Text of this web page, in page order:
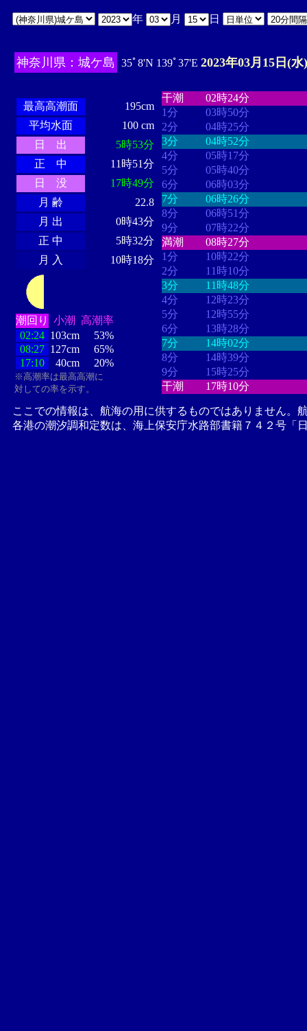
年 月 日
神奈川県：城ケ島 35ﾟ8'N 139ﾟ37'E 2023年03月15日(水)
最高高潮面
195cm
平均水面
100 cm
日 出
5時53分
正 中
11時51分
日 没
17時49分
月 齢
22.8
月 出
0時43分
正 中
5時32分
月 入
10時18分
潮回り 小潮 高潮率
02:24 103cm
53%
08:27 127cm
65%
17:10
40cm 20%
※高潮率は最高高潮に
対しての率を示す。
干潮
02時24分
1分
03時50分
2分
04時25分
3分
04時52分
4分
05時17分
5分
05時40分
6分
06時03分
7分
06時26分
8分
06時51分
9分
07時22分
満潮
08時27分
1分
10時22分
2分
11時10分
3分
11時48分
4分
12時23分
5分
12時55分
6分
13時28分
7分
14時02分
8分
14時39分
9分
15時25分
干潮
17時10分
ここでの情報は、航海の用に供するものではありません。
各港の潮汐調和定数は、海上保安庁水路部書籍７４２号「